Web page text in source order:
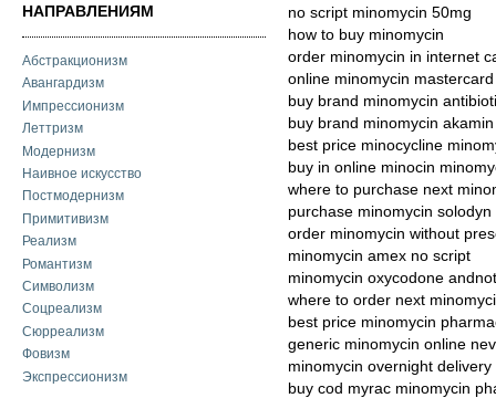
НАПРАВЛЕНИЯМ
Абстракционизм
Авангардизм
Импрессионизм
Леттризм
Модернизм
Наивное искусство
Постмодернизм
Примитивизм
Реализм
Романтизм
Символизм
Соцреализм
Сюрреализм
Фовизм
Экспрессионизм
no script minomycin 50mg
how to buy minomycin
order minomycin in internet
online minomycin
buy brand minomycin
buy brand minomycin
best price minocycline
buy in online minocin
where to purchase next
purchase minomycin
order minomycin without
minomycin amex no script
minomycin oxycodone
where to order next
best price minomycin
generic minomycin online
minomycin overnight
buy cod myrac minomycin